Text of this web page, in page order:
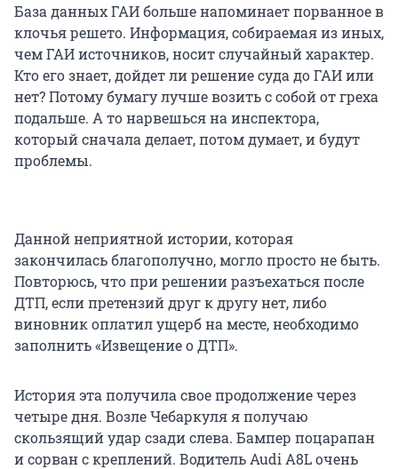
База данных ГАИ больше напоминает порванное в
клочья решето. Информация, собираемая из иных,
чем ГАИ источников, носит случайный характер.
Кто его знает, дойдет ли решение суда до ГАИ или
нет? Потому бумагу лучше возить с собой от греха
подальше. А то нарвешься на инспектора,
который сначала делает, потом думает, и будут
проблемы.
Данной неприятной истории, которая
закончилась благополучно, могло просто не быть.
Повторюсь, что при решении разъехаться после
ДТП, если претензий друг к другу нет, либо
виновник оплатил ущерб на месте, необходимо
заполнить «Извещение о ДТП».
История эта получила свое продолжение через
четыре дня. Возле Чебаркуля я получаю
скользящий удар сзади слева. Бампер поцарапан
и сорван с креплений. Водитель Audi А8L очень